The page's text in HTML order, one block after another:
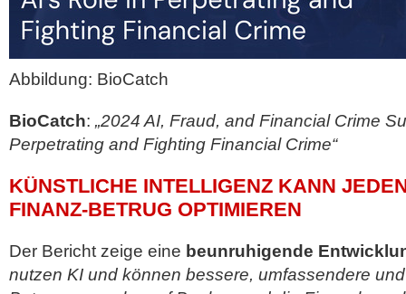
Abbildung: BioCatch
BioCatch: „2024 AI, Fraud, and Financial Crime
Perpetrating and Fighting Financial Crime“
KÜNSTLICHE INTELLIGENZ KANN
FINANZ-BETRUG OPTIMIEREN
Der Bericht zeige eine beunruhigende
nutzen KI und können bessere, umfassendere